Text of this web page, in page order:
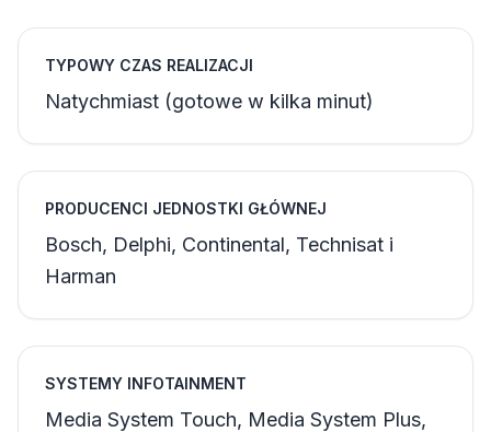
TYPOWY CZAS REALIZACJI
Natychmiast (gotowe w kilka minut)
PRODUCENCI JEDNOSTKI GŁÓWNEJ
Bosch, Delphi, Continental, Technisat i
Harman
SYSTEMY INFOTAINMENT
Media System Touch, Media System Plus,